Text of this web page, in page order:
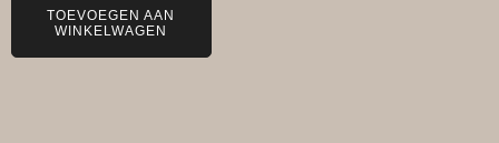
TOEVOEGEN AAN
WINKELWAGEN